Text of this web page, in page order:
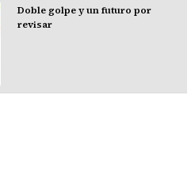
Doble golpe y un futuro por
revisar